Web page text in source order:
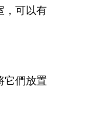
，可以有
它們放置